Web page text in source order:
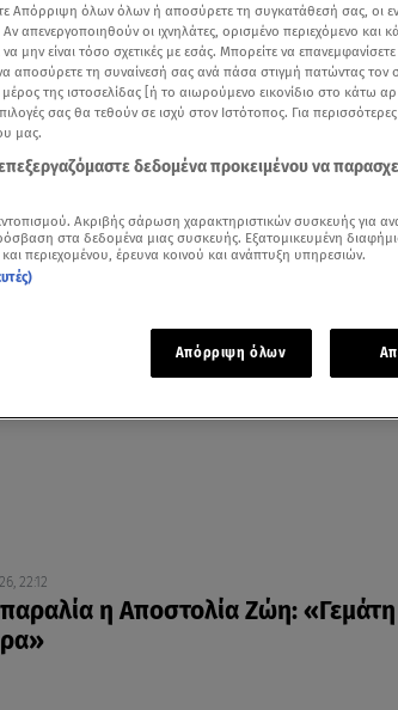
23:41
Ανδρίτσου:
τις διακοπές με
και την
της
06.08.26, 22:39
Γαρυφαλλιά
Διακοπές στην
τον Χρήστο
σοκάκια
06.08.26, 20:16
Αθηνά Οικονομάκου
22:12
η Αποστολία Ζώη: «Γεμάτη
Απόρριψη όλων όλων ή αποσύρετε τη συγκατάθεσή σας, οι
απενεργοποιηθούν οι ιχνηλάτες, ορισμένο περιεχόμενο και
μην είναι τόσο σχετικές με εσάς. Μπορείτε να
να αποσύρετε τη συναίνεσή σας ανά πάσα στιγμή πατώντας τον
της ιστοσελίδας [ή το αιωρούμενο εικονίδιο στο κάτω
σας θα τεθούν σε ισχύ στον Ιστότοπος. Για
μας.
επεξεργαζόμαστε δεδομένα προκειμένου να
Ακριβής σάρωση χαρακτηριστικών συσκευής για
στα δεδομένα μιας συσκευής. Εξατομικευμένη
περιεχομένου, έρευνα κοινού και ανάπτυξη υπηρεσιών.
Απόρριψη όλων